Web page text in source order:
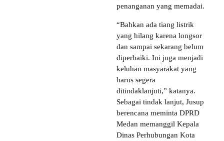
penanganan yang memadai.
“Bahkan ada tiang listrik
yang hilang karena longsor
dan sampai sekarang belum
diperbaiki. Ini juga menjadi
keluhan masyarakat yang
harus segera
ditindaklanjuti,” katanya.
Sebagai tindak lanjut, Jusup
berencana meminta DPRD
Medan memanggil Kepala
Dinas Perhubungan Kota